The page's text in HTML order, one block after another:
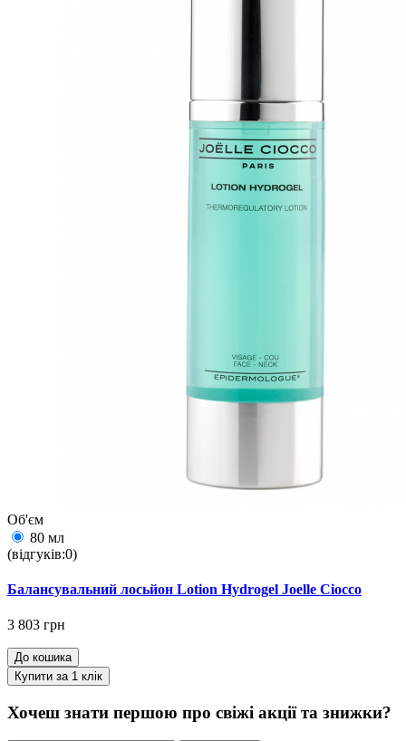
Об'єм
80 мл
(відгуків:0)
Балансувальний лосьйон Lotion Hydrogel Joelle Ciocco
3 803 грн
До кошика
Купити за 1 клiк
Хочеш знати першою про свіжі акції та знижки?